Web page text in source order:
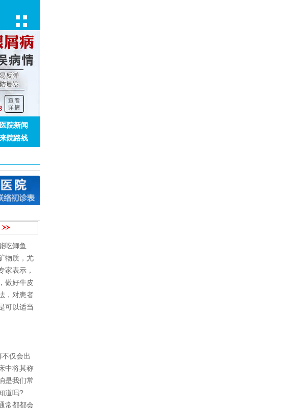
医院新闻
来院路线
鲫鱼
物质，尤
家表示，
做好牛皮
，对患者
可以适当
仅会出
中将其称
是我们常
道吗?
常都都会